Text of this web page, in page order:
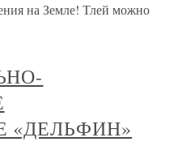
на Земле! Тлей можно
«ДЕЛЬФИН»